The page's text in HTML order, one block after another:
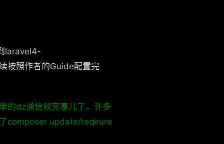
laravel4-
按照作者的Guide配置完
的dz通信就完事儿了。许多
composer update/reqirure